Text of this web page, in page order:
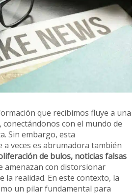
que recibimos fluye a una
con el mundo de
Sin embargo, esta
a veces es abrumadora también
de bulos, noticias falsas
amenazan con distorsionar
la realidad. En este contexto, la
un pilar fundamental para